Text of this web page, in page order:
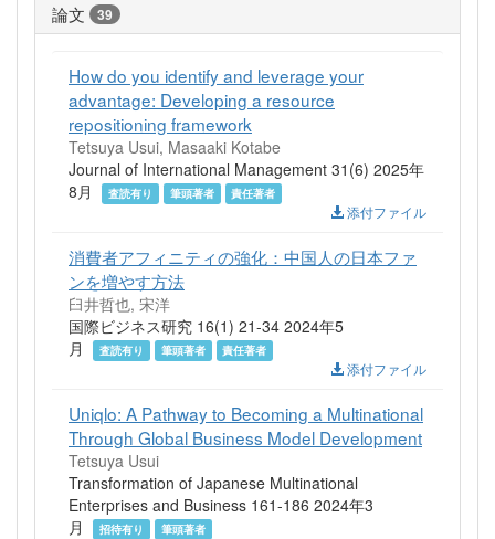
論文 39
How do you identify and leverage your
advantage: Developing a resource
repositioning framework
Tetsuya Usui, Masaaki Kotabe
Journal of International Management 31(6) 2025年
8月
査読有り 筆頭著者 責任著者
添付ファイル
消費者アフィニティの強化：中国人の日本ファ
ンを増やす方法
臼井哲也, 宋洋
国際ビジネス研究 16(1) 21-34 2024年5
月
査読有り 筆頭著者 責任著者
添付ファイル
Uniqlo: A Pathway to Becoming a Multinational
Through Global Business Model Development
Tetsuya Usui
Transformation of Japanese Multinational
Enterprises and Business 161-186 2024年3
月
招待有り 筆頭著者